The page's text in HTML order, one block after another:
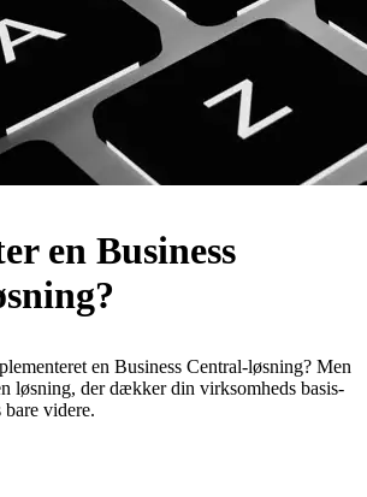
en Business
en Business Central-løsning? Men
løsning, der dækker din virksomheds basis-
videre.